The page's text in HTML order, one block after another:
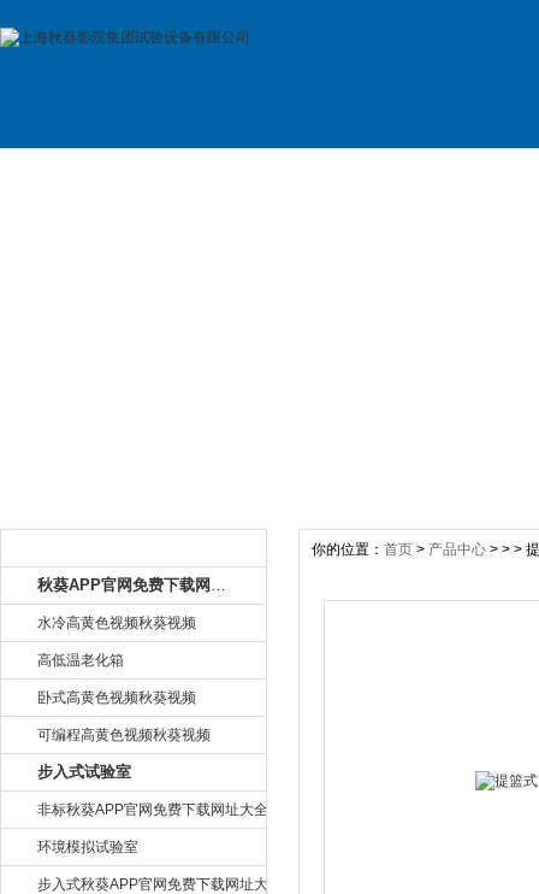
秋葵APP官网免费下载网址大全
水冷高黄色视频秋葵视频
高低温老化箱
卧式高黄色视频秋葵视频
可编程高黄色视频秋葵视频
步入式试验室
非标秋葵APP官网免费下载网址大全
环境模拟试验室
步入式秋葵APP官网免费下载网址大全
你的位置： 首页 > 产品中心 > > >